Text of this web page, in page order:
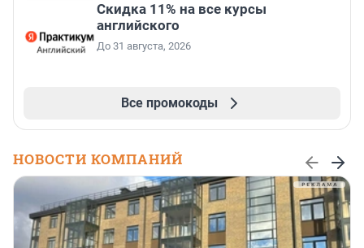
Скидка 11% на все курсы
английского
До 31 августа, 2026
Все промокоды
НОВОСТИ КОМПАНИЙ